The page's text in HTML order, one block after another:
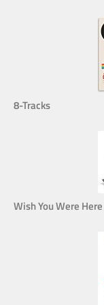
8-Tracks
Wish You Were